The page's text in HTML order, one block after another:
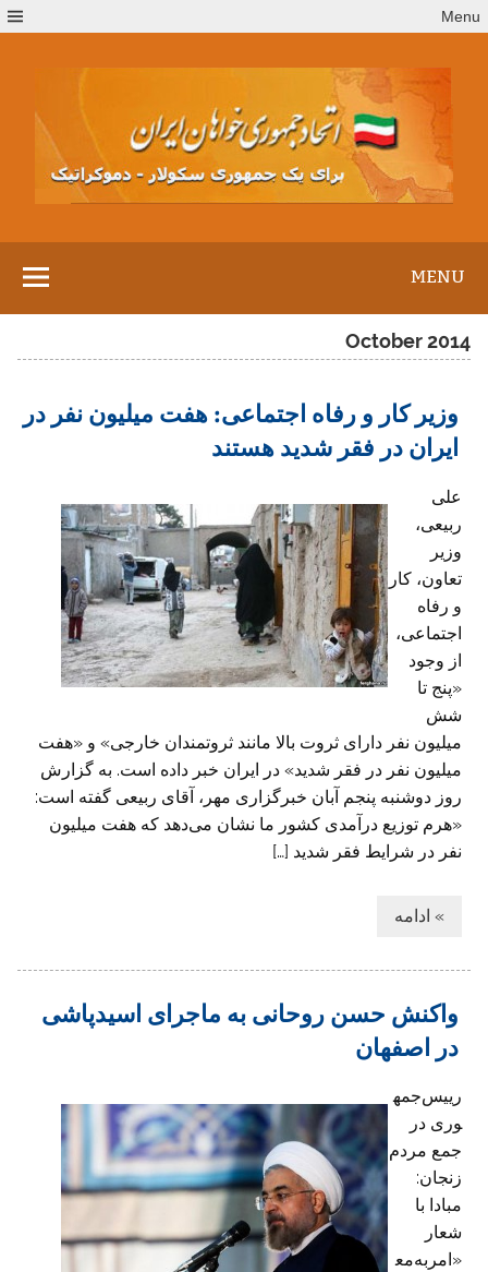
to
Menu
MENU
October 2014
وزیر کار و رفاه اجتماعی: هفت میلیون نفر در
ایران در فقر شدید هستند
علی
ربيعی،
وزير
تعاون، کار
و رفاه
اجتماعی،
از وجود
«پنج تا
شش
ميليون نفر دارای ثروت بالا مانند ثروتمندان خارجی» و «هفت
ميليون نفر در فقر شديد» در ايران خبر داده است. به گزارش
روز دوشنبه پنجم آبان خبرگزاری مهر، آقای ربيعی گفته است:
«هرم توزيع درآمدی کشور ما نشان می‌دهد که هفت ميليون
نفر در شرايط فقر شديد […]
» ادامه
واکنش حسن روحانی به ماجرای اسیدپاشی
در اصفهان
رییس‌جمه
وری در
جمع مردم
زنجان:
مبادا با
شعار
«امر‌به‌مع